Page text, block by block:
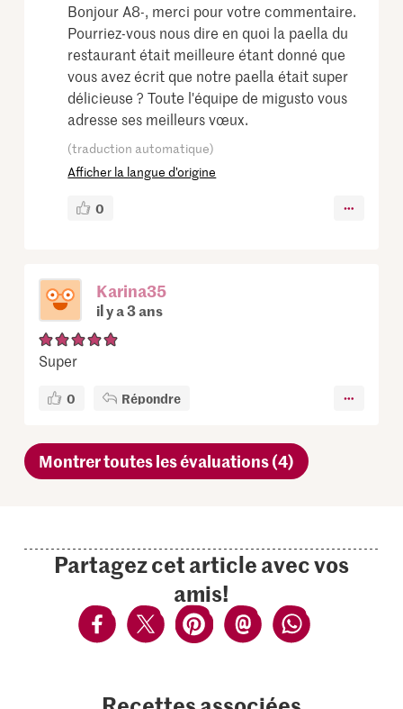
Bonjour A8-, merci pour votre commentaire.
Pourriez-vous nous dire en quoi la paella du
restaurant était meilleure étant donné que
vous avez écrit que notre paella était super
délicieuse ? Toute l'équipe de migusto vous
adresse ses meilleurs vœux.
(traduction automatique)
Afficher la langue d’origine
0
Karina35
il y a 3 ans
Super
0 Répondre
Montrer toutes les évaluations (4)
Partagez cet article avec vos
amis!